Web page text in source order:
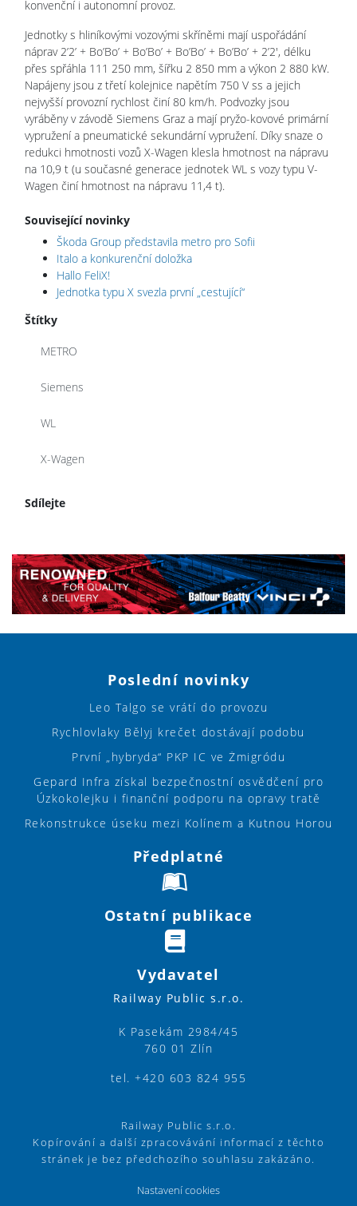
konvenční i autonomní provoz.
Jednotky s hliníkovými vozovými skříněmi mají uspořádání
náprav 2’2’ + Bo’Bo’ + Bo’Bo’ + Bo’Bo’ + Bo’Bo’ + 2’2', délku
přes spřáhla 111 250 mm, šířku 2 850 mm a výkon 2 880 kW.
Napájeny jsou z třetí kolejnice napětím 750 V ss a jejich
nejvyšší provozní rychlost činí 80 km/h. Podvozky jsou
vyráběny v závodě Siemens Graz a mají pryžo-kovové primární
vypružení a pneumatické sekundární vypružení. Díky snaze o
redukci hmotnosti vozů X-Wagen klesla hmotnost na nápravu
na 10,9 t (u současné generace jednotek WL s vozy typu V-
Wagen činí hmotnost na nápravu 11,4 t).
Související novinky
Škoda Group představila metro pro Sofii
Italo a konkurenční doložka
Hallo FeliX!
Jednotka typu X svezla první „cestující“
Štítky
METRO
Siemens
WL
X-Wagen
Sdílejte
Poslední novinky
Leo Talgo se vrátí do provozu
Rychlovlaky Bělyj krečet dostávají podobu
První „hybryda“ PKP IC ve Żmigródu
Gepard Infra získal bezpečnostní osvědčení pro
Úzkokolejku i finanční podporu na opravy tratě
Rekonstrukce úseku mezi Kolínem a Kutnou Horou
Předplatné
Ostatní publikace
Vydavatel
Railway Public s.r.o.
K Pasekám 2984/45
760 01 Zlín
tel. +420 603 824 955
Railway Public s.r.o.
Kopírování a další zpracovávání informací z těchto
stránek je bez předchozího souhlasu zakázáno.
Nastavení cookies